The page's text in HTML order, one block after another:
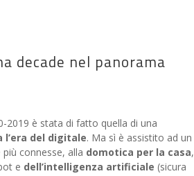
decade nel panorama
2019 è stata di fatto quella di una
l’era del digitale. Ma sì è assistito ad un
connesse, alla domotica per la casa,
e dell’intelligenza artificiale (sicura